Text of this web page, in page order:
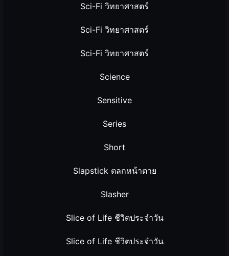
Sci-Fi วิทยาศาสตร์
Sci-Fi วิทยาศาสตร์
Sci-Fi วิทยาศาสตร์
Science
Sensitive
Series
Short
Slapstick ตลกหน้าตาย
Slasher
Slice of Life ชีวิตประจำวัน
Slice of Life ชีวิตประจำวัน